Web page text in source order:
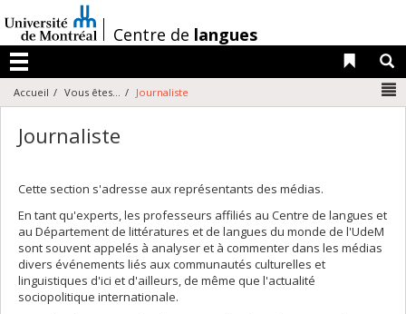
au
contenu
/
Centre de langues
Menu
Liens
Accueil Vous êtes... Journaliste
Journaliste
Cette section s'adresse aux représentants des médias.
En tant qu'experts, les professeurs affiliés au Centre de langues et
au Département de littératures et de langues du monde de l'UdeM
sont souvent appelés à analyser et à commenter dans les médias
divers événements liés aux communautés culturelles et
linguistiques d'ici et d'ailleurs, de même que l'actualité
sociopolitique internationale.